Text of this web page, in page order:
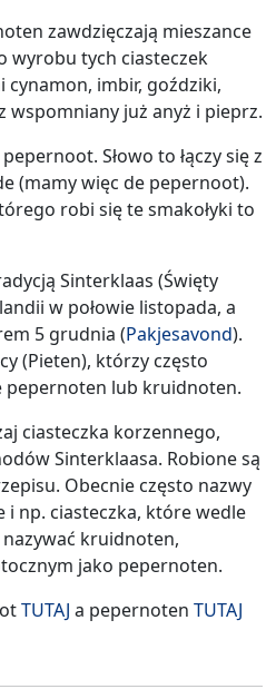
zawdzięczają mieszance
wyrobu tych ciasteczek
cynamon, imbir, goździki,
wspomniany już anyż i pieprz.
Słowo to łączy się z
(mamy więc de pepernoot).
robi się te smakołyki to
Sinterklaas (Święty
w połowie listopada, a
5 grudnia (Pakjesavond).
(Pieten), którzy często
pepernoten lub kruidnoten.
ciasteczka korzennego,
Sinterklaasa. Robione są
Obecnie często nazwy
i np. ciasteczka, które wedle
kruidnoten,
jako pepernoten.
TUTAJ a pepernoten TUTAJ